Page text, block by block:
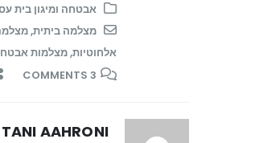
אבטחה ומיגון בית
מצלמה ביתית,
אלחוטיות,מצלמות
3 COMMENTS
TANI AAHRONI